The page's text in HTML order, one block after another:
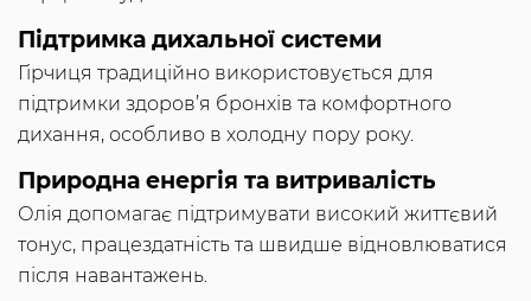
Підтримка дихальної системи
Гірчиця традиційно використовується для
підтримки здоров’я бронхів та комфортного
дихання, особливо в холодну пору року.
Природна енергія та витривалість
Олія допомагає підтримувати високий життєвий
тонус, працездатність та швидше відновлюватися
після навантажень.